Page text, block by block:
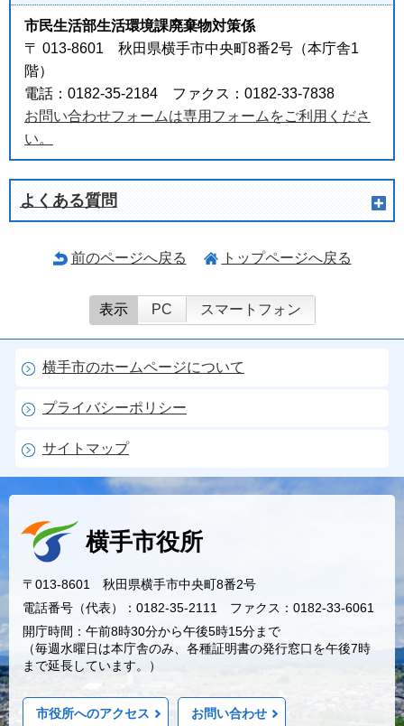
市民生活部生活環境課廃棄物対策係
〒 013-8601 秋田県横手市中央町8番2号（本庁舎1
階）
電話：0182-35-2184 ファクス：0182-33-7838
お問い合わせフォームは専用フォームをご利用くださ
い。
よくある質問
前のページへ戻る トップページへ戻る
表示 PC スマートフォン
横手市のホームページについて
プライバシーポリシー
サイトマップ
横手市役所
〒013-8601 秋田県横手市中央町8番2号
電話番号（代表）：0182-35-2111 ファクス：0182-33-6061
開庁時間：午前8時30分から午後5時15分まで
（毎週水曜日は本庁舎のみ、各種証明書の発行窓口を午後7時
まで延長しています。）
市役所へのアクセス お問い合わせ